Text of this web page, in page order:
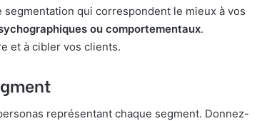
qui correspondent le mieux à vos
ou comportementaux.
et à cibler vos clients.
représentant chaque segment. Donnez-